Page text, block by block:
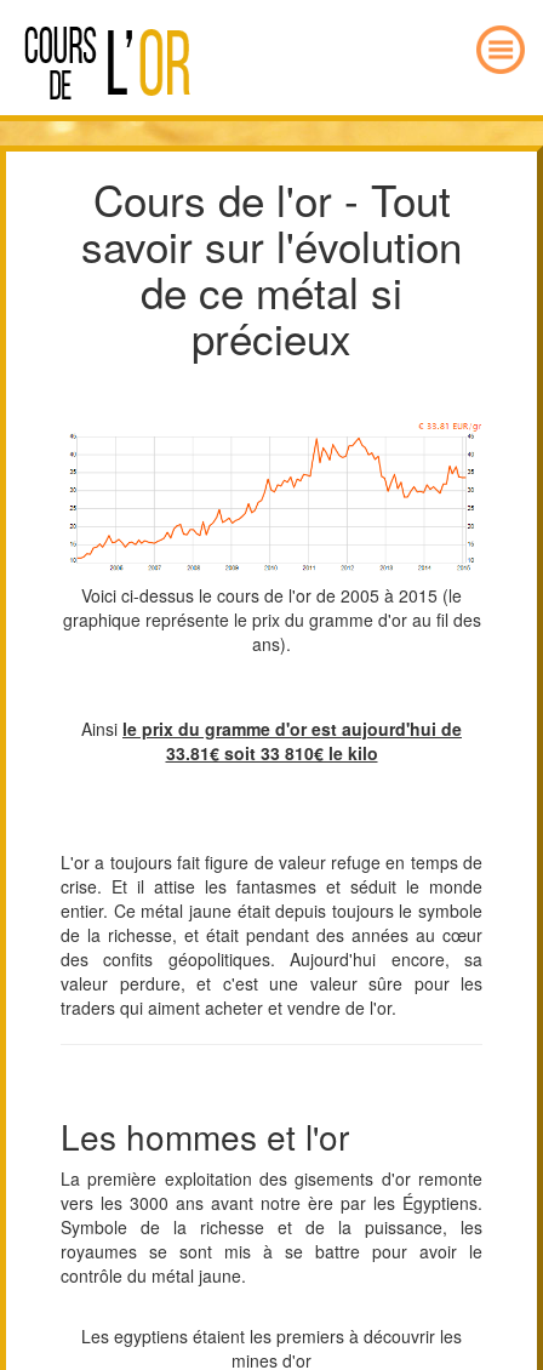
Cours de l'or - Tout
savoir sur l'évolution
de ce métal si
précieux
Voici ci-dessus le cours de l'or de 2005 à 2015 (le
graphique représente le prix du gramme d'or au fil des
ans).
Ainsi le prix du gramme d'or est aujourd'hui de
33.81€ soit 33 810€ le kilo
L'or a toujours fait figure de valeur refuge en temps de
crise. Et il attise les fantasmes et séduit le monde
entier. Ce métal jaune était depuis toujours le symbole
de la richesse, et était pendant des années au cœur
des confits géopolitiques. Aujourd'hui encore, sa
valeur perdure, et c'est une valeur sûre pour les
traders qui aiment acheter et vendre de l'or.
Les hommes et l'or
La première exploitation des gisements d'or remonte
vers les 3000 ans avant notre ère par les Égyptiens.
Symbole de la richesse et de la puissance, les
royaumes se sont mis à se battre pour avoir le
contrôle du métal jaune.
Les egyptiens étaient les premiers à découvrir les
mines d'or